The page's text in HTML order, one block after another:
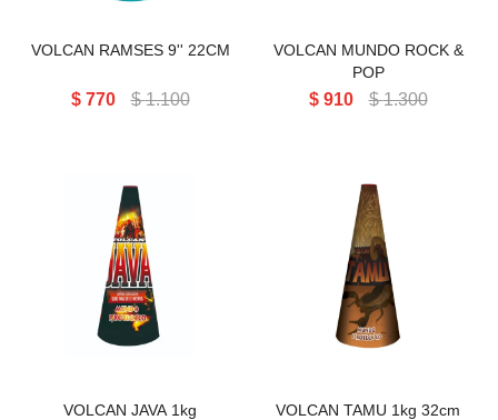
VOLCAN RAMSES 9'' 22CM
$ 770 $ 1.100
VOLCAN MUNDO ROCK &
POP
$ 910 $ 1.300
VOLCAN JAVA 1kg
VOLCAN MUNDO TAMU 1kg
32cm
VOLCAN TAMU 1kg 32cm